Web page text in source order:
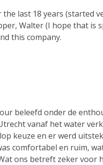
last 18 years (started
Walter (I hope that is
this company.
beleefd onder de
vanaf het water
keuze en er werd
comfortabel en ruim,
ons betreft zeker voor